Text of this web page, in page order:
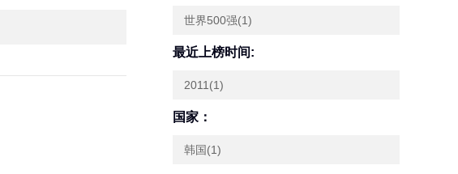
世界500强(1)
最近上榜时间:
2011(1)
国家：
韩国(1)